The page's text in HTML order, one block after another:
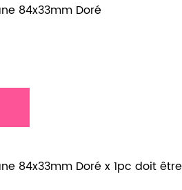
84x33mm Doré
84x33mm Doré x 1pc doit